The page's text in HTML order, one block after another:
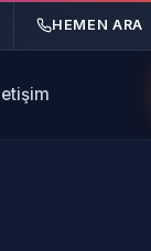
HEMEN ARA